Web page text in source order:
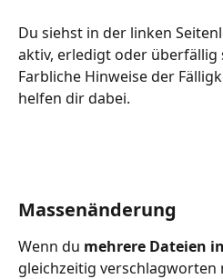
Du siehst in der linken
aktiv, erledigt oder überfällig
Farbliche Hinweise der
helfen dir dabei.
Massenänderung
Wenn du mehrere Dateien
gleichzeitig